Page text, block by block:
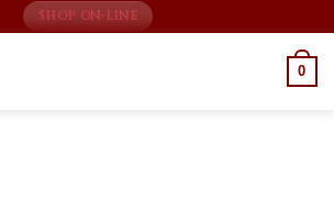
SHOP ON-LINE
0